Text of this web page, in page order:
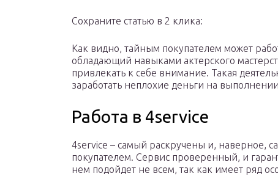
Сохраните статью в 2 клика:
Как видно, тайным покупателем может
обладающий навыками актерского
привлекать к себе внимание. Такая
заработать неплохие деньги на
Работа в 4service
4service – самый раскручены и, наверное,
покупателем. Сервис проверенный, и
нем подойдет не всем, так как имеет ряд